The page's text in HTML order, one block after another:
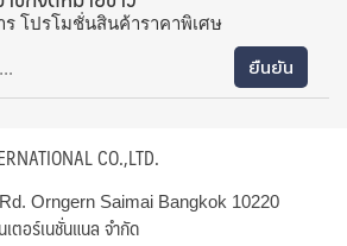
ร โปรโมชั่นสินค้าราคาพิเศษ
CO.,LTD.
Orngern Saimai Bangkok 10220
ตอร์เนชั่นแนล จำกัด